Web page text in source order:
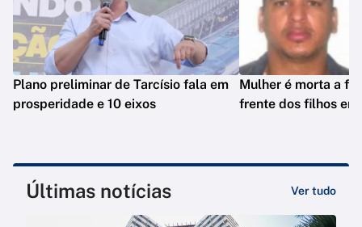
Plano preliminar de Tarcísio fala em
prosperidade e 10 eixos
Mulher é morta a
frente dos filhos em
Últimas notícias Ver tudo